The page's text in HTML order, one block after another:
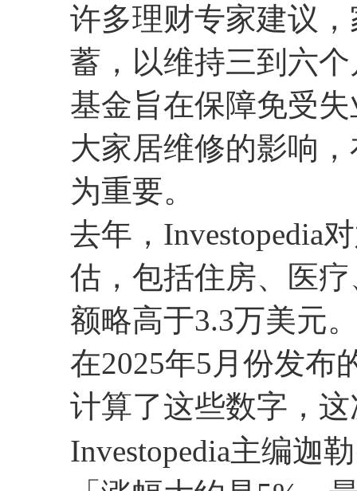
许多理财专家建议
蓄，以维持三到六
基金旨在保障免受
大家居维修的影响
为重要。
去年，Investopedia
估，包括住房、医
额略高于3.3万美元
在2025年5月份发布
计算了这些数字，
Investopedia主编迦